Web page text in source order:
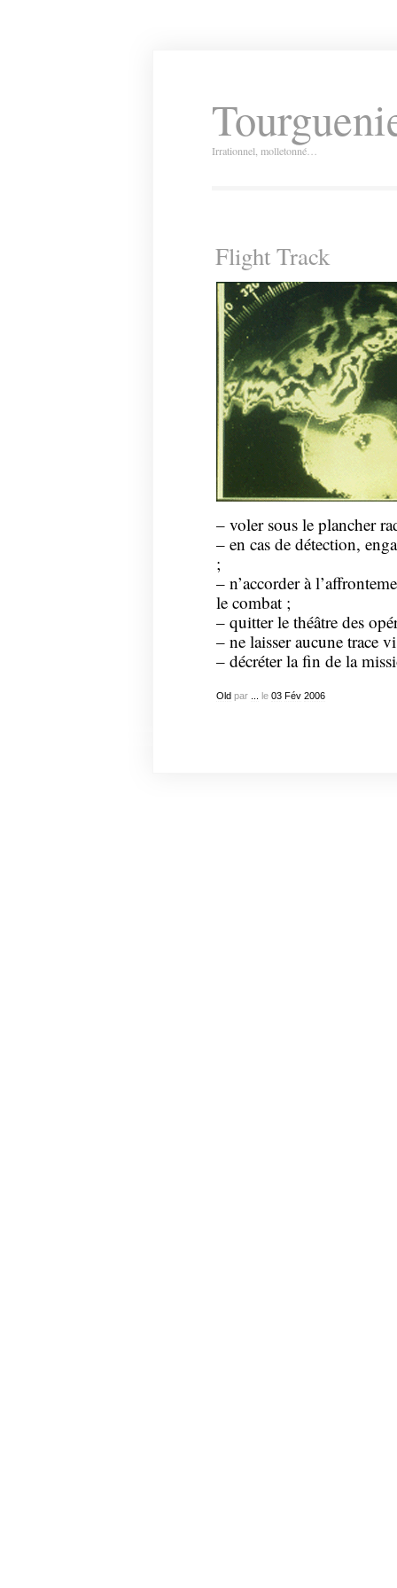
Irrationnel, molletonné…
Flight Track
– voler sous le plancher
– en cas de détection,
;
– n’accorder à
le combat ;
– quitter le théâtre des
– ne laisser aucune trace
– décréter la fin de la
Old par le 03 Fév 2006